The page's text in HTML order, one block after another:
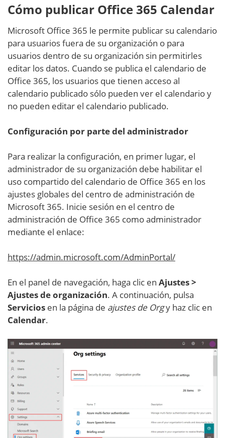
Cómo publicar Office 365 Calendar
Microsoft Office 365 le permite publicar su calendario
para usuarios fuera de su organización o para
usuarios dentro de su organización sin permitirles
editar los datos. Cuando se publica el calendario de
Office 365, los usuarios que tienen acceso al
calendario publicado sólo pueden ver el calendario y
no pueden editar el calendario publicado.
Configuración por parte del administrador
Para realizar la configuración, en primer lugar, el
administrador de su organización debe habilitar el
uso compartido del calendario de Office 365 en los
ajustes globales del centro de administración de
Microsoft 365. Inicie sesión en el centro de
administración de Office 365 como administrador
mediante el enlace:
https://admin.microsoft.com/AdminPortal/
En el panel de navegación, haga clic en Ajustes >
Ajustes de organización. A continuación, pulsa
Servicios en la página de ajustes de Orgy haz clic en
Calendar.